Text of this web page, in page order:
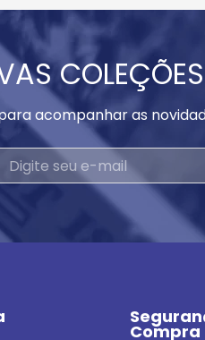
acompanhar as
Compra